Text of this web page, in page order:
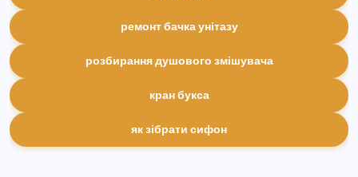
ремонт бачка унітазу
розбирання душового змішувача
кран букса
як зібрати сифон